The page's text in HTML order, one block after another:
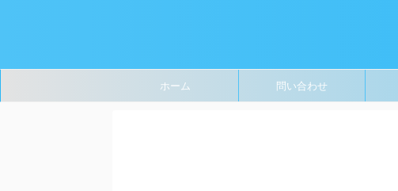
ホーム 問い合わせ